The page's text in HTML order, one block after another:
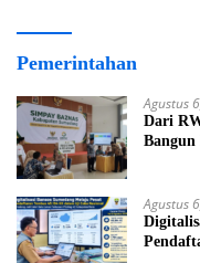
Pemerintahan
Agustus
Dari
Agustus